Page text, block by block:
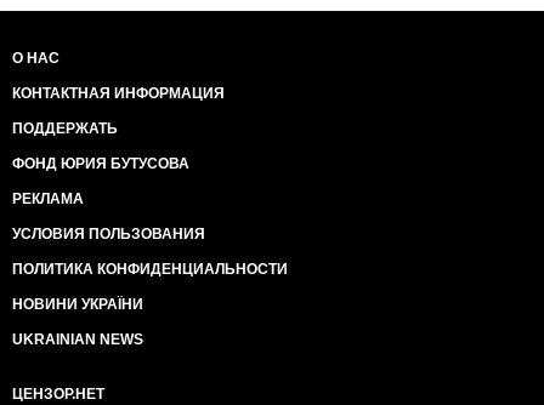
О НАС
КОНТАКТНАЯ ИНФОРМАЦИЯ
ПОДДЕРЖАТЬ
ФОНД ЮРИЯ БУТУСОВА
РЕКЛАМА
УСЛОВИЯ ПОЛЬЗОВАНИЯ
ПОЛИТИКА КОНФИДЕНЦИАЛЬНОСТИ
НОВИНИ УКРАЇНИ
UKRAINIAN NEWS
ЦЕНЗОР.НЕТ